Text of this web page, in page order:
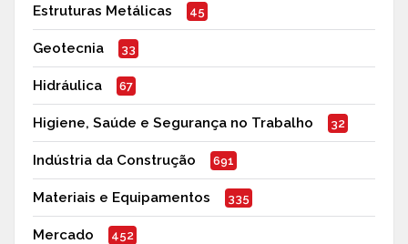
Estruturas Metálicas 45
Geotecnia 33
Hidráulica 67
Higiene, Saúde e Segurança no Trabalho 32
Indústria da Construção 691
Materiais e Equipamentos 335
Mercado 452